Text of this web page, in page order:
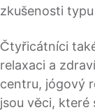
zkušenosti
Čtyřicátníci
relaxaci a
centru, jógový
jsou věci, které